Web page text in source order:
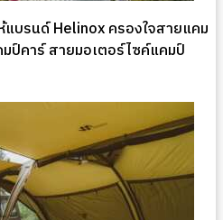
บรนด์ Helinox ครองใจสายแคม
ป์คาร์ สายมอเตอร์ไซค์แคมป์